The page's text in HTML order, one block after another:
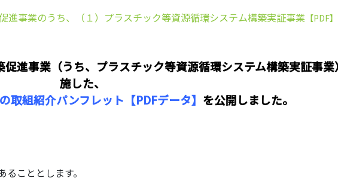
進事業のうち、（１）プラスチック等資源循環システム構築実証事業 【PDF】
進事業（うち、プラスチック等資源循環システム構築実証事
施した、
取組紹介パンフレット【PDFデータ】 を公開しました。
こととします。